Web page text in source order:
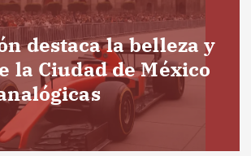
destaca la belleza y
la Ciudad de México